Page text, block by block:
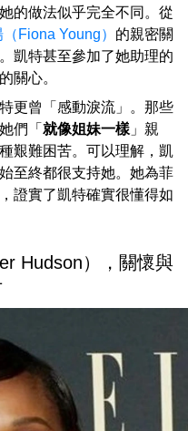
的做法似乎完全不同。從
Fiona Young） 的親密關
。凱特甚至參加了她助理的
關心。
更曾「感動淚流」。那些
她們「 就像姐妹一樣 」親
艱難困苦。可以理解，凱
至終都很支持她。她為菲
，證實了凱特確實很懂得如
Hudson），關懷與